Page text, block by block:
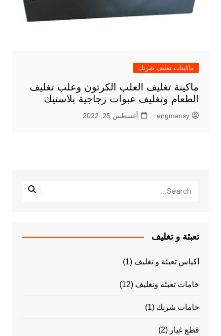
ماكينات تغليف شرنك
ماكينة تغليف العلب الكرتون وعلب تغليف
الطعام وتغليف عبوات زجاجية بلاستيك
engmansy أغسطس 25, 2022
تعبئة و تغليف
اكياس تعبئة و تغليف (1)
خامات تعبئه وتغليف (12)
خامات شرنك (1)
قطع غيار (2)